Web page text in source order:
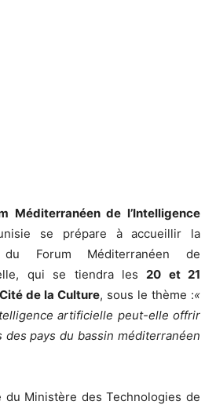
Méditerranéen de l’Intelligence
se prépare à accueillir la
Forum Méditerranéen de
qui se tiendra les 20 et 21
Cité de la Culture, sous le thème :«
artificielle peut-elle offrir
des pays du bassin méditerranéen
du Ministère des Technologies de